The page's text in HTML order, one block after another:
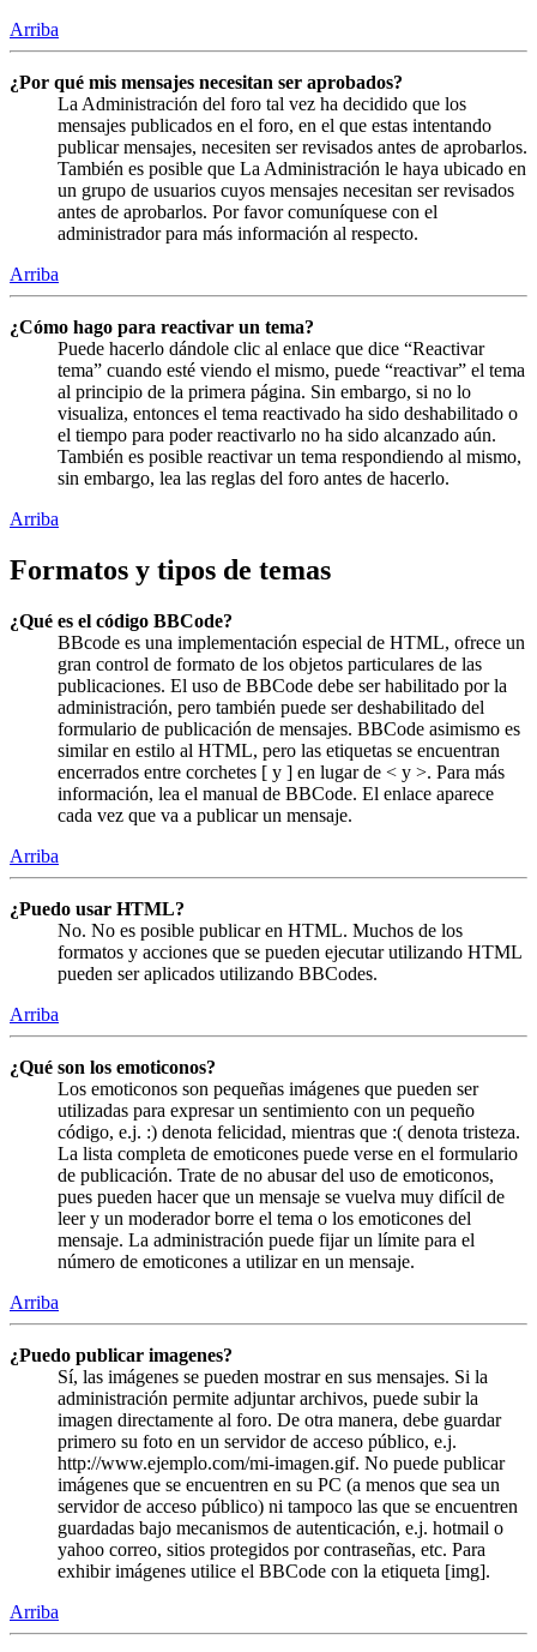
Arriba
¿Por qué mis mensajes necesitan ser aprobados?
La Administración del foro tal vez ha decidido que los
mensajes publicados en el foro, en el que estas intentando
publicar mensajes, necesiten ser revisados antes de aprobarlos.
También es posible que La Administración le haya ubicado en
un grupo de usuarios cuyos mensajes necesitan ser revisados
antes de aprobarlos. Por favor comuníquese con el
administrador para más información al respecto.
Arriba
¿Cómo hago para reactivar un tema?
Puede hacerlo dándole clic al enlace que dice “Reactivar
tema” cuando esté viendo el mismo, puede “reactivar” el tema
al principio de la primera página. Sin embargo, si no lo
visualiza, entonces el tema reactivado ha sido deshabilitado o
el tiempo para poder reactivarlo no ha sido alcanzado aún.
También es posible reactivar un tema respondiendo al mismo,
sin embargo, lea las reglas del foro antes de hacerlo.
Arriba
Formatos y tipos de temas
¿Qué es el código BBCode?
BBcode es una implementación especial de HTML, ofrece un
gran control de formato de los objetos particulares de las
publicaciones. El uso de BBCode debe ser habilitado por la
administración, pero también puede ser deshabilitado del
formulario de publicación de mensajes. BBCode asimismo es
similar en estilo al HTML, pero las etiquetas se encuentran
encerrados entre corchetes [ y ] en lugar de < y >. Para más
información, lea el manual de BBCode. El enlace aparece
cada vez que va a publicar un mensaje.
Arriba
¿Puedo usar HTML?
No. No es posible publicar en HTML. Muchos de los
formatos y acciones que se pueden ejecutar utilizando HTML
pueden ser aplicados utilizando BBCodes.
Arriba
¿Qué son los emoticonos?
Los emoticonos son pequeñas imágenes que pueden ser
utilizadas para expresar un sentimiento con un pequeño
código, e.j. :) denota felicidad, mientras que :( denota tristeza.
La lista completa de emoticones puede verse en el formulario
de publicación. Trate de no abusar del uso de emoticonos,
pues pueden hacer que un mensaje se vuelva muy difícil de
leer y un moderador borre el tema o los emoticones del
mensaje. La administración puede fijar un límite para el
número de emoticones a utilizar en un mensaje.
Arriba
¿Puedo publicar imagenes?
Sí, las imágenes se pueden mostrar en sus mensajes. Si la
administración permite adjuntar archivos, puede subir la
imagen directamente al foro. De otra manera, debe guardar
primero su foto en un servidor de acceso público, e.j.
http://www.ejemplo.com/mi-imagen.gif. No puede publicar
imágenes que se encuentren en su PC (a menos que sea un
servidor de acceso público) ni tampoco las que se encuentren
guardadas bajo mecanismos de autenticación, e.j. hotmail o
yahoo correo, sitios protegidos por contraseñas, etc. Para
exhibir imágenes utilice el BBCode con la etiqueta [img].
Arriba